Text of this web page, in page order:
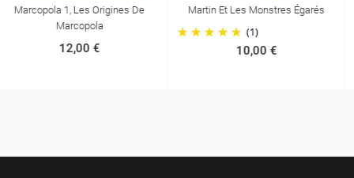
Martin Et Les Monstres Égarés
(1)
10,00 €
Kit Du Premier Lecteur
29,95 €